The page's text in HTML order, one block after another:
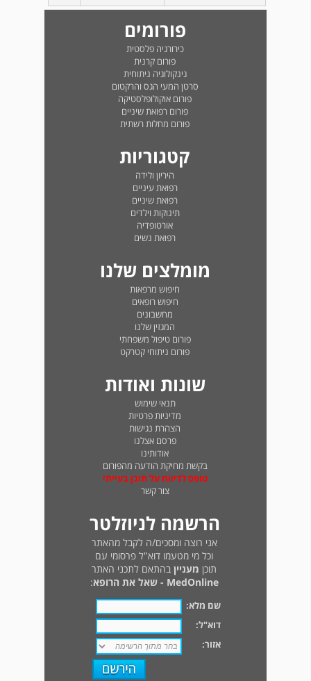
פורומים
כירורגיה פלסטית
פורום קרנית
גינקולוגיה ניתוחית
סרטן המעי הגס והרקטום
פורום אוקולופלסטיקה
פורום רפואת שיניים
פורום מחלות רשתית
קטגוריות
היריון ולידה
רפואת עיניים
רפואת שיניים
תינוקות וילדים
אורטופדיה
רפואת נשים
מומלצים שלנו
חיפוש מרפאות
חיפוש רופאים
מחשבונים
המגזין שלנו
פורום טיפול משפחתי
פורום ניתוחי קטרקט
שונות ואודות
תנאי שימוש
מדיניות פרטיות
הצהרת נגישות
פרסם אצלנו
אודותינו
בקשת מחיקת הודעה מהפורום
טופס לדיווח על תוכן בעייתי
צור קשר
הרשמה לניוזלטר
אני רוצה ומסכים/ה לקבל מהאתר
וכל מי מטעמו דוא"ל פרסומי עם
תוכן מעניין בהתאם לתכני האתר
MedOnline - שאל את הרופא
:
שם מלא:
דוא"ל:
אזור: